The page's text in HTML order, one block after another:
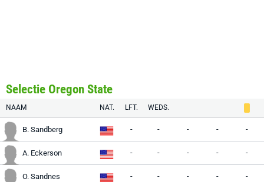
Selectie Oregon State
NAAM NAT. LFT. WEDS.
B. Sandberg - - - - -
A. Eckerson - - - - -
O. Sandnes - - - - -